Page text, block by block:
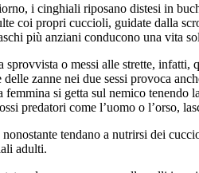
i cinghiali riposano distesi in
coi propri cuccioli, guidate dalla
più anziani conducono una vita
o messi alle strette,
zanne nei due sessi provoca
si getta sul nemico
predatori come l’uomo o l’orso,
tendano a nutrirsi dei
adulti.